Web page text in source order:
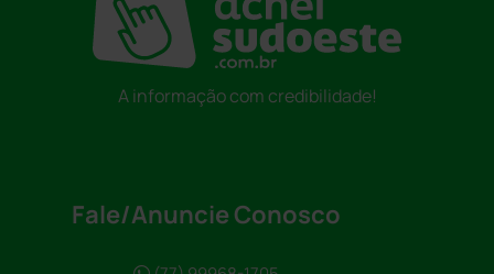
A informação com credibilidade!
Fale/Anuncie Conosco